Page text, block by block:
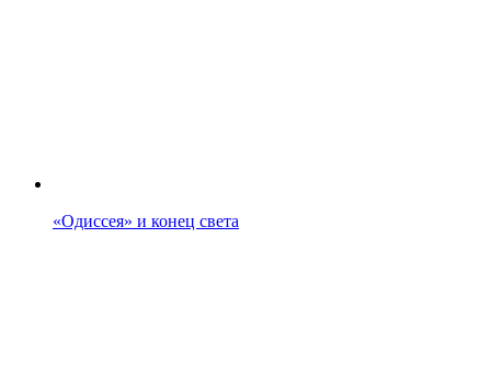
«Одиссея» и конец света